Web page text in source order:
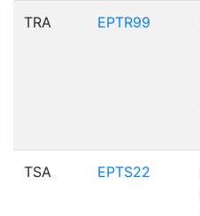
TRA EPTR99
TSA EPTS22